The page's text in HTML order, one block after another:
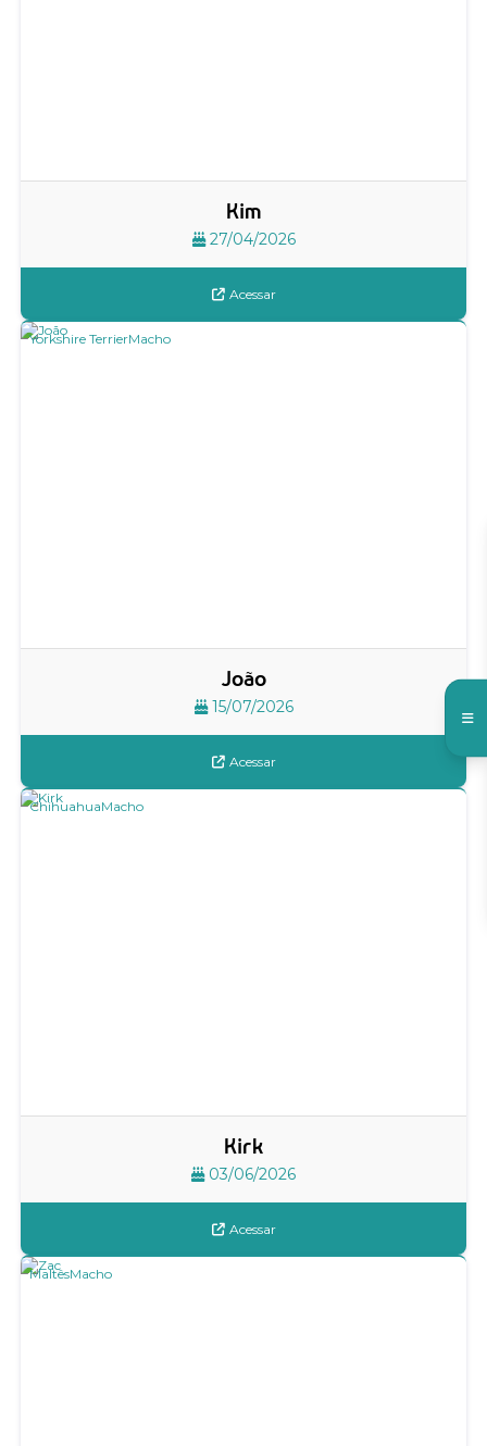
Kim
27/04/2026
Acessar
João
15/07/2026
Yorkshire TerrierMacho
Acessar
Kirk
03/06/2026
ChihuahuaMacho
Acessar
MaltêsMacho